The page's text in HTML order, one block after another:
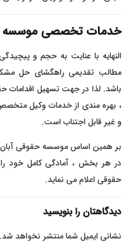
خدمات تخصصی موسسه
النهایه با عنایت به حجم و
مطالب تقدیمی راهگشای حل
باشد. لذا در جهت تسهیل اقدامات
، بهره مندی از خدمات وکیل
و غیر قابل اجتناب است.
بر همین اساس موسسه حقوقی
در هر بخش ، آمادگی کامل خود
حقوقی اعلام می نماید.
دیدگاهتان را بنویسید
نشانی ایمیل شما منتشر نخواهد شد.